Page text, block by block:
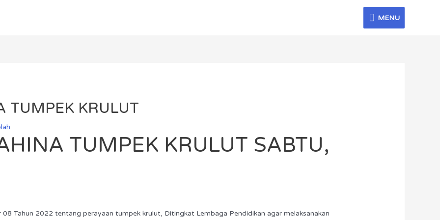
MENU
MENU
TUMPEK KRULUT
TUMPEK KRULUT SABTU,
Tahun 2022 tentang perayaan tumpek krulut, Ditingkat Lembaga Pendidikan agar melaksanakan